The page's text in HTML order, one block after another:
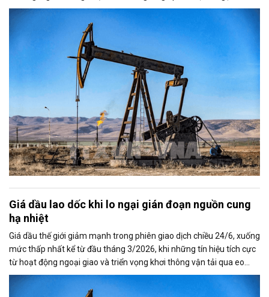
hụt dầu từ Trung Đông, kéo giá Brent và WTI xuống mức thấp nhất
trong nhiều tháng.
Giá dầu lao dốc khi lo ngại gián đoạn nguồn cung
hạ nhiệt
Giá dầu thế giới giảm mạnh trong phiên giao dịch chiều 24/6, xuống
mức thấp nhất kể từ đầu tháng 3/2026, khi những tín hiệu tích cực
từ hoạt động ngoại giao và triển vọng khơi thông vận tải qua eo
biển Hormuz làm dịu bớt lo ngại về nguy cơ gián đoạn nguồn cung
toàn cầu.